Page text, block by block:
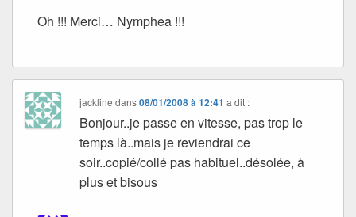
Oh !!! Merci… Nymphea !!!
jackline dans08/01/2008 à 12:41 a dit :
Bonjour..je passe en vitesse, pas trop le
temps là..mais je reviendrai ce
soir..copié/collé pas habituel..désolée, à
plus et bisous